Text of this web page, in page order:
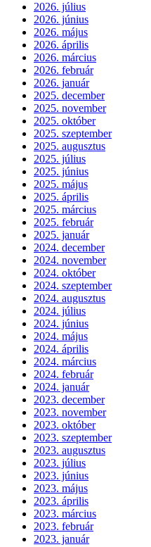
2026. július
2026. június
2026. május
2026. április
2026. március
2026. február
2026. január
2025. december
2025. november
2025. október
2025. szeptember
2025. augusztus
2025. július
2025. június
2025. május
2025. április
2025. március
2025. február
2025. január
2024. december
2024. november
2024. október
2024. szeptember
2024. augusztus
2024. július
2024. június
2024. május
2024. április
2024. március
2024. február
2024. január
2023. december
2023. november
2023. október
2023. szeptember
2023. augusztus
2023. július
2023. június
2023. május
2023. április
2023. március
2023. február
2023. január